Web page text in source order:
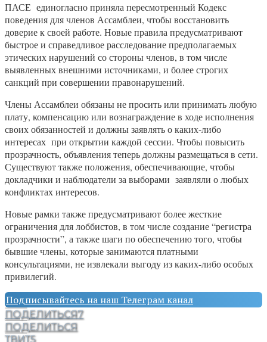
ПАСЕ единогласно приняла пересмотренный Кодекс
поведения для членов Ассамблеи, чтобы восстановить
доверие к своей работе. Новые правила предусматривают
быстрое и справедливое расследование предполагаемых
этических нарушений со стороны членов, в том числе
выявленных внешними источниками, и более строгих
санкций при совершении правонарушений.
Члены Ассамблеи обязаны не просить или принимать любую
плату, компенсацию или вознаграждение в ходе исполнения
своих обязанностей и должны заявлять о каких-либо
интересах при открытии каждой сессии. Чтобы повысить
прозрачность, объявления теперь должны размещаться в сети.
Существуют также положения, обеспечивающие, чтобы
докладчики и наблюдатели за выборами заявляли о любых
конфликтах интересов.
Новые рамки также предусматривают более жесткие
ограничения для лоббистов, в том числе создание “регистра
прозрачности”, а также шаги по обеспечению того, чтобы
бывшие члены, которые занимаются платными
консультациями, не извлекали выгоду из каких-либо особых
привилегий.
Подписывайтесь на наш Телеграм канал
ПОДЕЛИТЬСЯ7
ПОДЕЛИТЬСЯ
ТВИТ5